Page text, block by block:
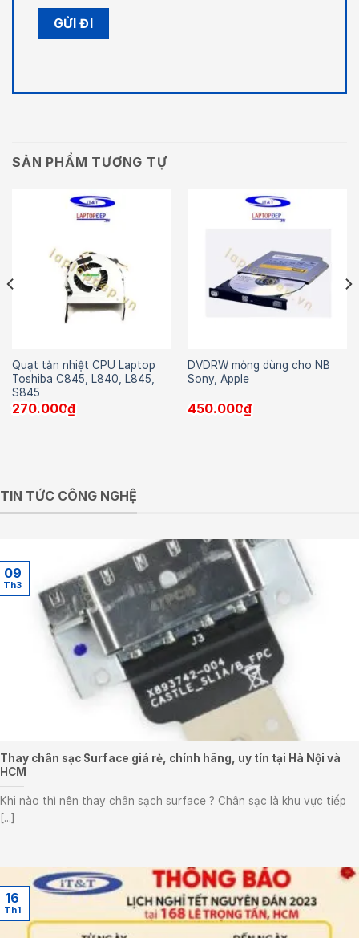
SẢN PHẨM TƯƠNG TỰ
Quạt tản nhiệt CPU Laptop
Toshiba C845, L840, L845,
S845
270.000₫
DVDRW mỏng dùng cho NB
Sony, Apple
450.000₫
TIN TỨC CÔNG NGHỆ
Thay chân sạc Surface giá rẻ, chính hãng, uy tín tại Hà Nội và
HCM
Khi nào thì nên thay chân sạch surface ? Chân sạc là khu vực tiếp
[...]
09
Th3
16
Th1